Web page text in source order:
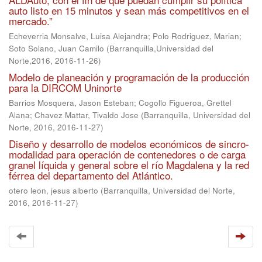
auto listo en 15 minutos y sean más competitivos en el
mercado.”
Echeverria Monsalve, Luisa Alejandra; Polo Rodriguez, Marian;
Soto Solano, Juan Camilo (Barranquilla,Universidad del
Norte,2016, 2016-11-26)
Modelo de planeación y programación de la producción
para la DIRCOM Uninorte
Barrios Mosquera, Jason Esteban; Cogollo Figueroa, Grettel
Alana; Chavez Mattar, Tivaldo Jose (Barranquilla, Universidad del
Norte, 2016, 2016-11-27)
Diseño y desarrollo de modelos económicos de sincro-
modalidad para operación de contenedores o de carga
granel líquida y general sobre el río Magdalena y la red
férrea del departamento del Atlántico.
otero leon, jesus alberto (Barranquilla, Universidad del Norte,
2016, 2016-11-27)